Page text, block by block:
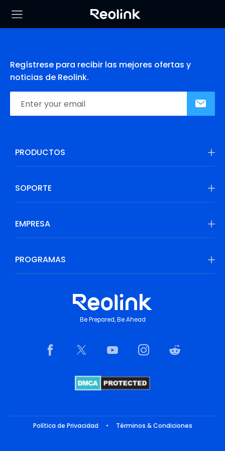
Regístrese para recibir las mejores ofertas y
noticias de Reolink.
PRODUCTOS
SOPORTE
EMPRESA
PROGRAMAS
Be Prepared, Be Ahead
Política de Privacidad • Términos & Condiciones